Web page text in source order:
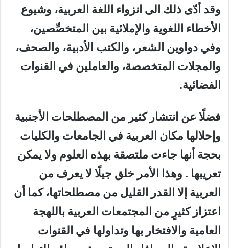
وقد أدّى ذلك الى انزواء اللغة العربية، وشيوع
الأخطاء اللغوية والإملائية بين المتخصِّصين،
وفي دواوين الشعر، والكتب الأدبية، والصحف،
والمجلات المتخصصة، والعاملين في القنوات
الفضائية.
فضلًا عن انتشار كثير من المصطلحات الأجنبية
وإحلالها مكان العربية في الجامعات والكليات
بحجة أنها جاءت ملتصقة بهذه العلوم ولا يمكن
تعريبها . وهذا الأمر خلق جيلًا لا يعرف من
العربية إلا القدر القليل من مصطلحاتها، كما أن
اعتزاز كثيرٍ من المجتمعات العربية باللهجة
العامية والافتخار بها وتداولها في القنوات